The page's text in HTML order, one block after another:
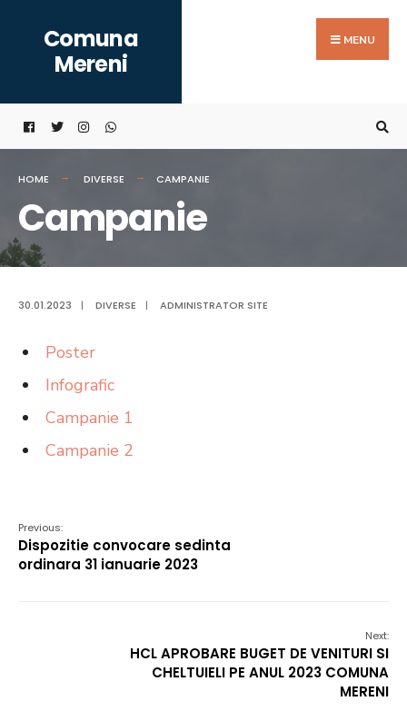
content
Comuna
Mereni
MENU
HOME DIVERSE CAMPANIE
Campanie
30.01.2023 | DIVERSE | ADMINISTRATOR SITE
Poster
Infografic
Campanie 1
Campanie 2
Previous:
Dispozitie convocare sedinta
ordinara 31 ianuarie 2023
Next:
HCL APROBARE BUGET DE VENITURI SI
CHELTUIELI PE ANUL 2023 COMUNA
MERENI
for: